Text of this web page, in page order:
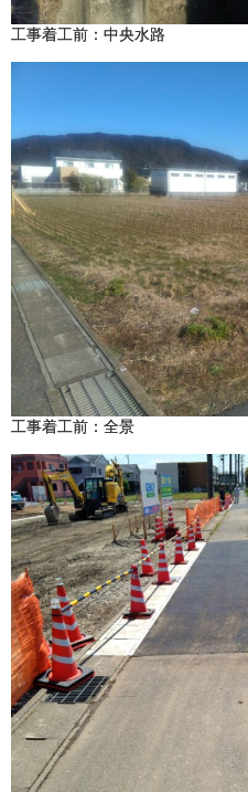
工事着工前：中央水路
工事着工前：全景